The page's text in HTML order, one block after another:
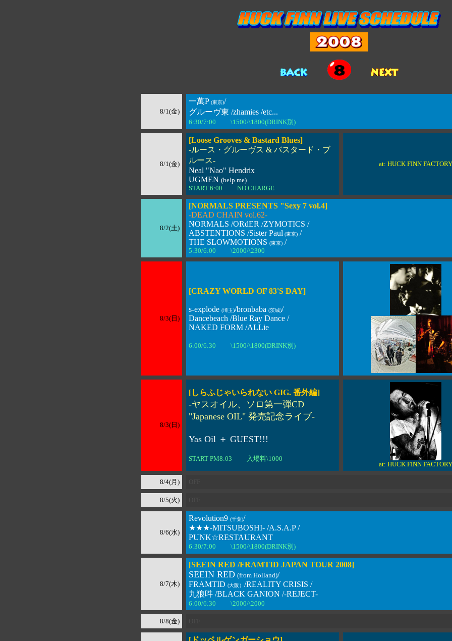
8/1(金)
一萬P (東京)/
グルーヴ東 /zhamies /etc...
6:30/7:00 \1500/\1800(DRINK別)
8/1(金)
[Loose Grooves & Bastard Blues]
-ルース・グルーヴス & バスタード・ブ
ルース-
Neal "Nao" Hendrix
UGMEN (help me)
START 6:00 NO CHARGE
at: HUCK FINN FACTORY
8/2(土)
[NORMALS PRESENTS "Sexy 7 vol.4]
-DEAD CHAIN vol.62-
NORMALS /ORdER /ZYMOTICS /
ABSTENTIONS /Sister Paul (東京) /
THE SLOWMOTIONS (東京) /
5:30/6:00 \2000/\2300
8/3(日)
[CRAZY WORLD OF 83'S DAY]
s-explode (埼玉)/bronbaba (茨城)/
Dancebeach /Blue Ray Dance /
NAKED FORM /ALLie
6:00/6:30 \1500/\1800(DRINK別)
8/3(日)
[しらふじゃいられない GIG. 番外編]
-ヤスオイル、ソロ第一弾CD
"Japanese OIL" 発売記念ライブ-
Yas Oil ＋ GUEST!!!
START PM8:03 入場料\1000
at: HUCK FINN FACTORY
8/4(月)
8/5(火)
8/6(水)
Revolution9 (千葉)/
★★★-MITSUBOSHI- /A.S.A.P /
PUNK☆RESTAURANT
6:30/7:00 \1500/\1800(DRINK別)
8/7(木)
[SEEIN RED /FRAMTID JAPAN TOUR 2008]
SEEIN RED (from Holland)/
FRAMTID (大阪） /REALITY CRISIS /
九狼吽 /BLACK GANION /-REJECT-
6:00/6:30 \2000/\2000
8/8(金)